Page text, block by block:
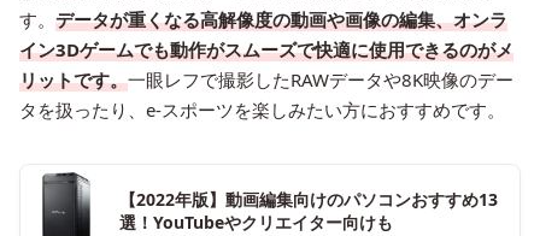
す。 データが重くなる高解像度の動画や画像の編集、オンラ
イン3Dゲームでも動作がスムーズで快適に使用できるのがメ
リットです。一眼レフで撮影したRAWデータや8K映像のデー
タを扱ったり、e-スポーツを楽しみたい方におすすめです。
【2022年版】動画編集向けのパソコンおすすめ13
選！YouTubeやクリエイター向けも